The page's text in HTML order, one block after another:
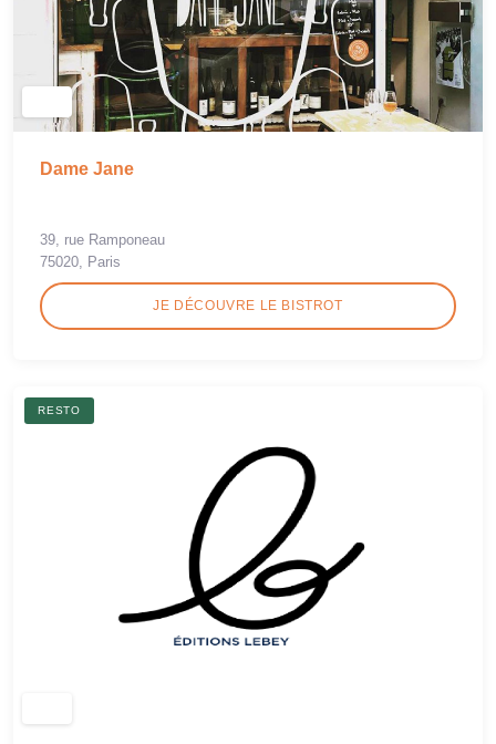
Dame Jane
39, rue Ramponeau
75020, Paris
JE DÉCOUVRE LE BISTROT
RESTO